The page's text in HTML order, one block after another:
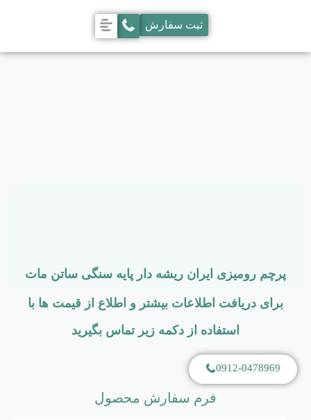
ثبت سفارش
پرچم رومیزی ایران ریشه دار پایه سنگی ساتن مات
برای دریافت اطلاعات بیشتر و اطلاع از قیمت ها با
استفاده از دکمه زیر تماس بگیرید
0912-0478969
فرم سفارش محصول